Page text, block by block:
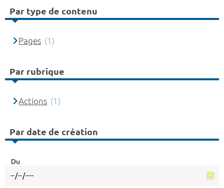
Par type de contenu
Pages (1)
Par rubrique
Actions (1)
Par date de création
Du